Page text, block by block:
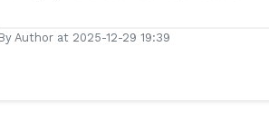
By Author at 2025-12-29 19:39